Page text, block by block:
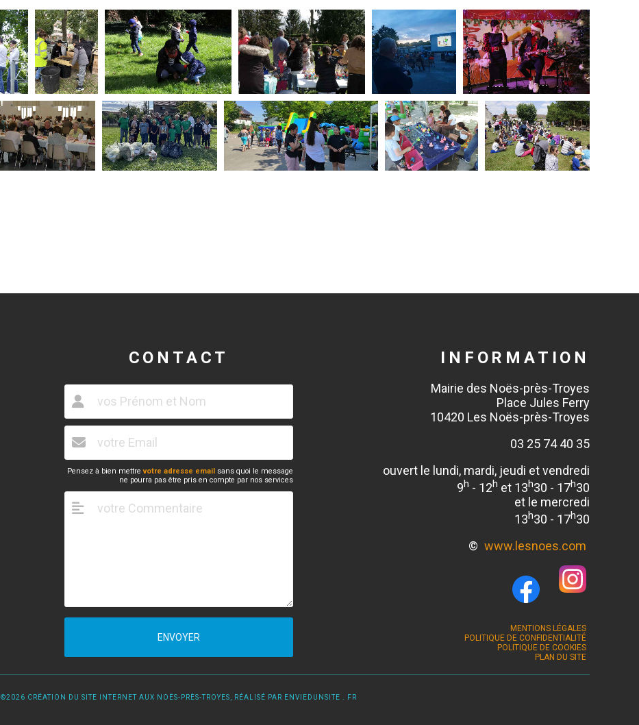
CONTACT
Pensez à bien mettrevotre adresse email sans quoi le message
ne pourra pas être pris en compte par nos services
ENVOYER
INFORMATION
Mairie des Noës-près-Troyes
Place Jules Ferry
10420 Les Noës-près-Troyes
03 25 74 40 35
ouvert le lundi, mardi, jeudi et vendredi
9h - 12h et 13h30 - 17h30
et le mercredi
13h30 - 17h30
© www.lesnoes.com
MENTIONS LÉGALES
POLITIQUE DE CONFIDENTIALITÉ
POLITIQUE DE COOKIES
PLAN DU SITE
©2026 CRÉATION DU SITE INTERNET AUX NOËS-PRÈS-TROYES, RÉALISÉ PAR ENVIEDUNSITE . FR